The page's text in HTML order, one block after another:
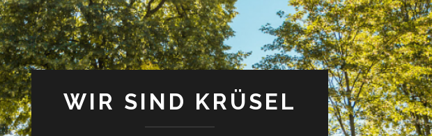
WIR SIND KRÜSEL